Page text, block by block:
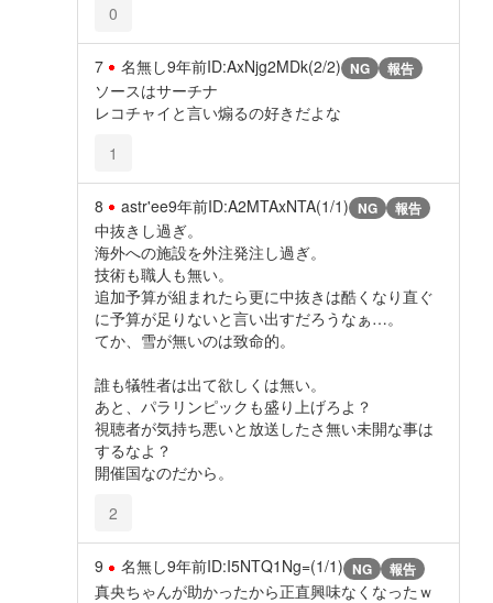
0
7 名無し9年前ID:AxNjg2MDk(2/2) NG 報告
ソースはサーチナ
レコチャイと言い煽るの好きだよな
1
8 astr'ee9年前ID:A2MTAxNTA(1/1) NG 報告
中抜きし過ぎ。
海外への施設を外注発注し過ぎ。
技術も職人も無い。
追加予算が組まれたら更に中抜きは酷くなり直ぐ
に予算が足りないと言い出すだろうなぁ…。
てか、雪が無いのは致命的。
誰も犠牲者は出て欲しくは無い。
あと、パラリンピックも盛り上げろよ？
視聴者が気持ち悪いと放送したさ無い未開な事は
するなよ？
開催国なのだから。
2
9 名無し9年前ID:I5NTQ1Ng=(1/1) NG 報告
真央ちゃんが助かったから正直興味なくなったｗ